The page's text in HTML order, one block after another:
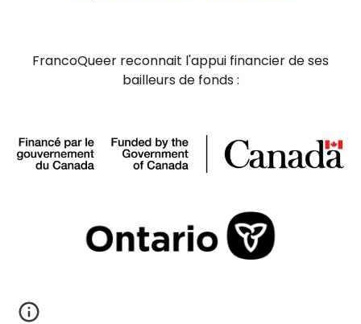
FrancoQueer reconnait l'appui financier de ses
bailleurs de fonds :